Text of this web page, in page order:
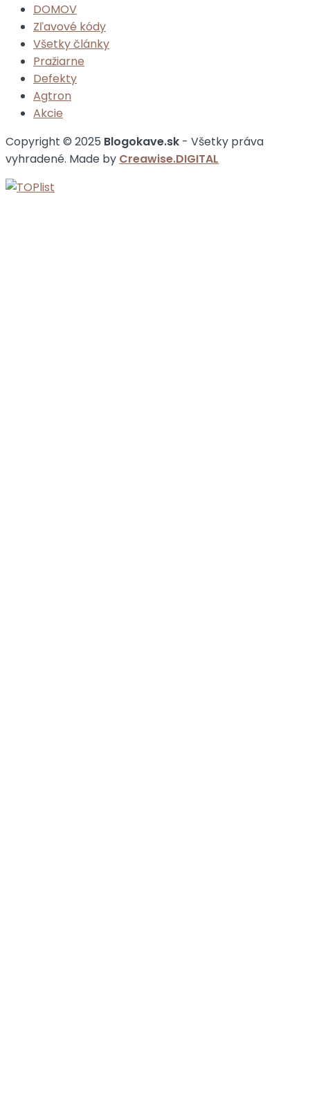
DOMOV
Zľavové kódy
Všetky články
Pražiarne
Defekty
Agtron
Akcie
Copyright © 2025 Blogokave.sk - Všetky práva
vyhradené. Made by Creawise.DIGITAL